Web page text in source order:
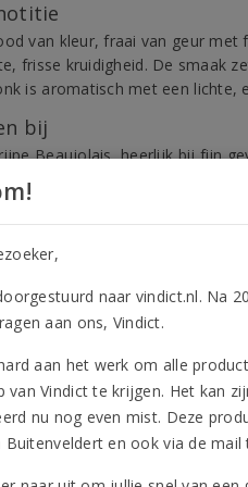
van kleur, fraai van geur
frisse kruidigheid. De smaak
is aromatisch met een lichte,
bij
Beaujolais, heerlijk bij fijn
van de grill.
goed tot 5 jaar houdbaar.
Wijn
naar vindict.nl. Na
aan ons, Vindict.
aan het werk om alle
van Vindict te krijgen. Het kan
nu nog even mist. Deze
Buitenveldert en ook via de mail